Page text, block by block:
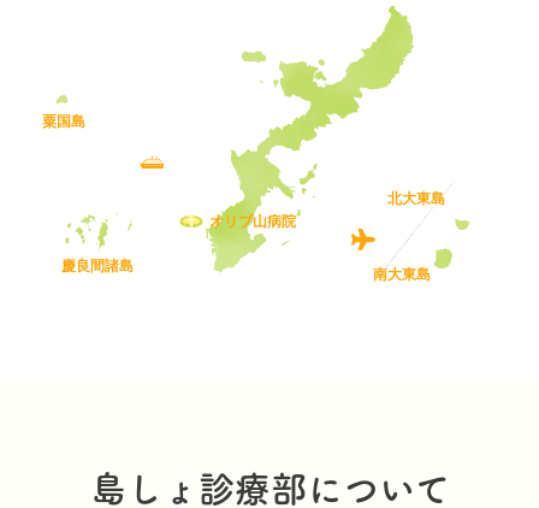
オリブ山病院
粟国島
慶良間諸島
北大東島
南大東島
島しょ診療部について